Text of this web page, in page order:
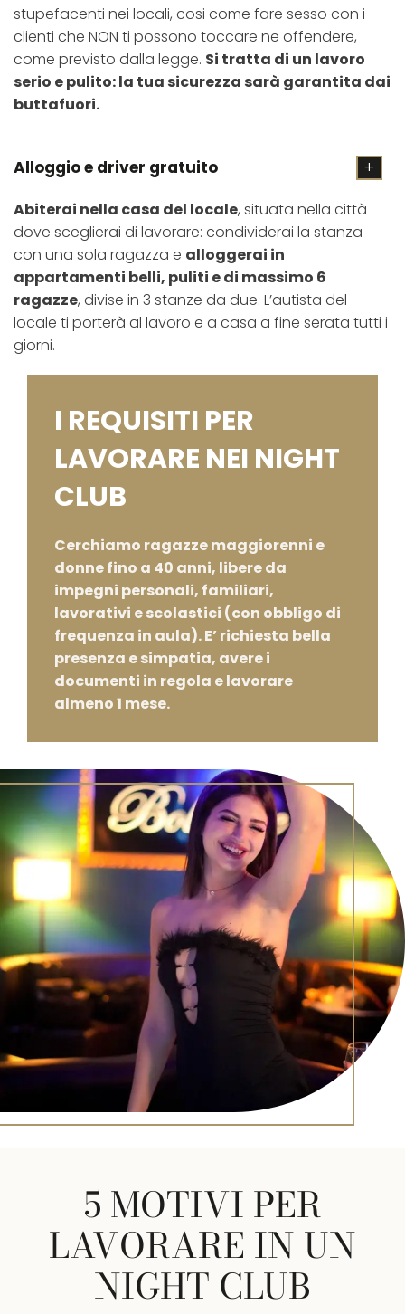
stupefacenti nei locali, cosi come fare sesso con i
clienti che NON ti possono toccare ne offendere,
come previsto dalla legge. Si tratta di un lavoro
serio e pulito: la tua sicurezza sarà garantita dai
buttafuori.
Alloggio e driver gratuito
Abiterai nella casa del locale, situata nella città
dove sceglierai di lavorare: condividerai la stanza
con una sola ragazza e alloggerai in
appartamenti belli, puliti e di massimo 6
ragazze, divise in 3 stanze da due. L’autista del
locale ti porterà al lavoro e a casa a fine serata tutti i
giorni.
I REQUISITI PER
LAVORARE NEI NIGHT
CLUB
Cerchiamo ragazze maggiorenni e
donne fino a 40 anni, libere da
impegni personali, familiari,
lavorativi e scolastici (con obbligo di
frequenza in aula). E’ richiesta bella
presenza e simpatia, avere i
documenti in regola e lavorare
almeno 1 mese.
5 MOTIVI PER
LAVORARE IN UN
NIGHT CLUB